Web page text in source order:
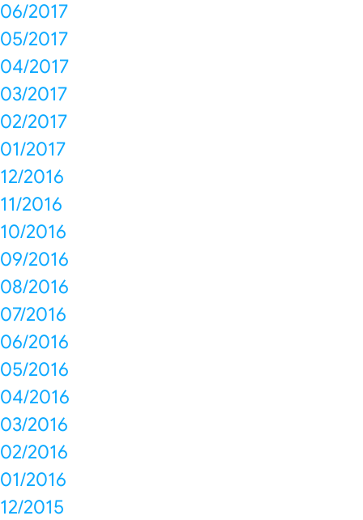
06/2017
05/2017
04/2017
03/2017
02/2017
01/2017
12/2016
11/2016
10/2016
09/2016
08/2016
07/2016
06/2016
05/2016
04/2016
03/2016
02/2016
01/2016
12/2015